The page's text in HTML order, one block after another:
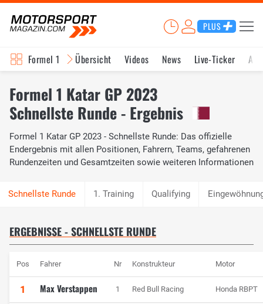
PLUS
Formel 1 Übersicht Videos News Live-Ticker
Formel 1 Katar GP 2023
Schnellste Runde - Ergebnis
Formel 1 Katar GP 2023 - Schnellste Runde: Das offizielle
Endergebnis mit allen Positionen, Fahrern, Teams, gefahrenen
Rundenzeiten und Gesamtzeiten sowie weiteren Informationen
1. Training Qualifying
ERGEBNISSE - SCHNELLSTE RUNDE
Pos Fahrer Nr Konstrukteur Motor
1 Max Verstappen 1 Red Bull Racing Honda RBPT